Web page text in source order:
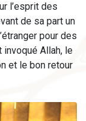
l’esprit des
de sa part un
pour des
Allah, le
et le bon retour